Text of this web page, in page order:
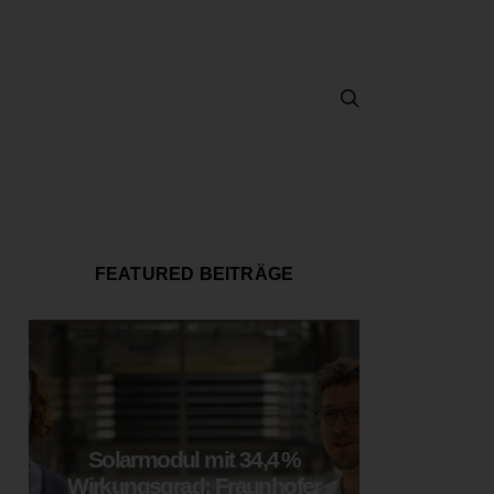
FEATURED BEITRÄGE
Solarmodul mit 34,4 %
Wirkungsgrad: Fraunhofer